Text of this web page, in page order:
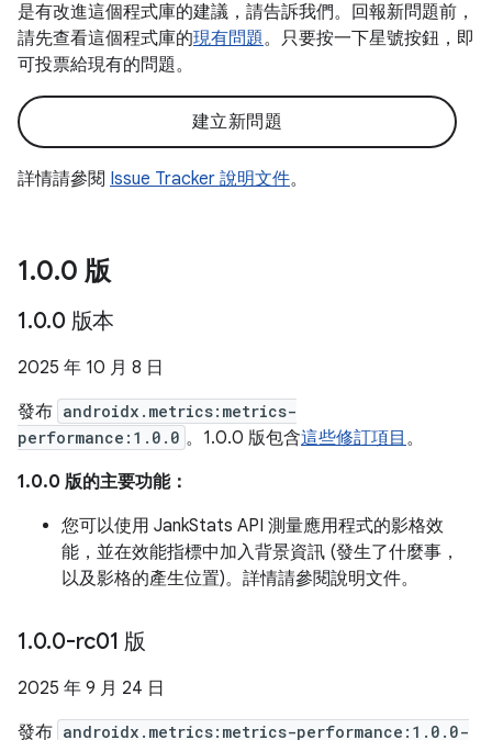
是有改進這個程式庫的建議，請告訴我們。回報新問題前，
請先查看這個程式庫的現有問題。只要按一下星號按鈕，即
可投票給現有的問題。
建立新問題
詳情請參閱 Issue Tracker 說明文件。
1.0.0 版
1.0.0 版本
2025 年 10 月 8 日
發布 androidx.metrics:metrics-
performance:1.0.0 。1.0.0 版包含這些修訂項目 。
1.0.0 版的主要功能：
您可以使用 JankStats API 測量應用程式的影格效
能，並在效能指標中加入背景資訊 (發生了什麼事，
以及影格的產生位置)。詳情請參閱說明文件。
1.0.0-rc01 版
2025 年 9 月 24 日
發布 androidx.metrics:metrics-performance:1.0.0-